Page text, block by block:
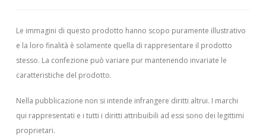
Le immagini di questo prodotto hanno scopo puramente illustrativo
e la loro finalità è solamente quella di rappresentare il prodotto
stesso. La confezione può variare pur mantenendo invariate le
caratteristiche del prodotto.
Nella pubblicazione non si intende infrangere diritti altrui. I marchi
qui rappresentati e i tutti i diritti attribuibili ad essi sono dei legittimi
proprietari.